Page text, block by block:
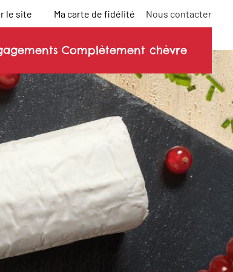
le site Ma carte de fidélité Nous contacter
Complètement chèvre